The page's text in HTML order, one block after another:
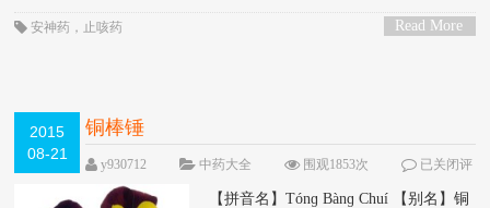
Read More
安神药 ， 止咳药
2015
08-21
铜棒锤
y930712 中药大全 围观1853次
已关闭评
【拼音名】Tónɡ Bànɡ Chuí 【别名】铜